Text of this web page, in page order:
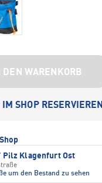
DEN WARENKORB
IM SHOP RESERVIEREN
Pilz Klagenfurt Ost
um den Bestand zu sehen